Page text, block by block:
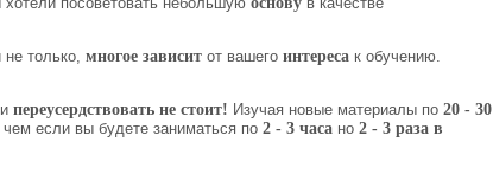
не только,многое зависит от вашегоинтереса к обучению.
переусердствовать не стоит! Изучая новые материалы по 20 - 30
если вы будете заниматься по2 - 3 часа но2 - 3 раза в